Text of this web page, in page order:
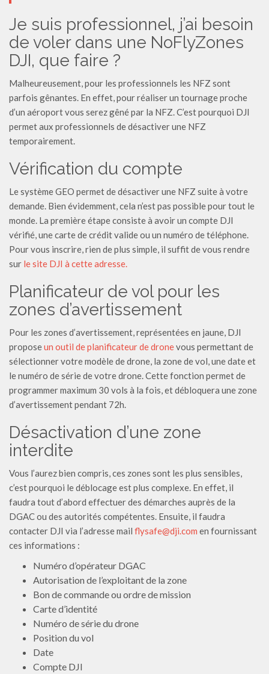
Je suis professionnel, j’ai besoin
de voler dans une NoFlyZones
DJI, que faire ?
Malheureusement, pour les professionnels les NFZ sont
parfois gênantes. En effet, pour réaliser un tournage proche
d’un aéroport vous serez gêné par la NFZ. C’est pourquoi DJI
permet aux professionnels de désactiver une NFZ
temporairement.
Vérification du compte
Le système GEO permet de désactiver une NFZ suite à votre
demande. Bien évidemment, cela n’est pas possible pour tout le
monde. La première étape consiste à avoir un compte DJI
vérifié, une carte de crédit valide ou un numéro de téléphone.
Pour vous inscrire, rien de plus simple, il suffit de vous rendre
sur le site DJI à cette adresse.
Planificateur de vol pour les
zones d’avertissement
Pour les zones d’avertissement, représentées en jaune, DJI
proposeun outil de planificateur de dronevous permettant de
sélectionner votre modèle de drone, la zone de vol, une date et
le numéro de série de votre drone. Cette fonction permet de
programmer maximum 30 vols à la fois, et débloquera une zone
d’avertissement pendant 72h.
Désactivation d’une zone
interdite
Vous l’aurez bien compris, ces zones sont les plus sensibles,
c’est pourquoi le déblocage est plus complexe. En effet, il
faudra tout d’abord effectuer des démarches auprès de la
DGAC ou des autorités compétentes. Ensuite, il faudra
contacter DJI via l’adresse mail flysafe@dji.com en fournissant
ces informations :
Numéro d’opérateur DGAC
Autorisation de l’exploitant de la zone
Bon de commande ou ordre de mission
Carte d’identité
Numéro de série du drone
Position du vol
Date
Compte DJI